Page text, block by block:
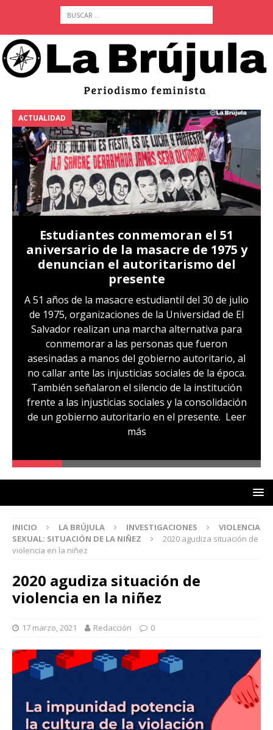
ACTUALIDAD
Estudiantes conmemoran el 51
aniversario de la masacre de 1975 y
denuncian el autoritarismo del
presente
A 51 años de la masacre estudiantil del 30 de julio
de 1975, organizaciones de la Universidad de El
Salvador realizan una marcha alternativa para
conmemorar a las personas que fueron
asesinadas a manos del gobierno autoritario, al
no callar ante las injusticias sociales de la época.
También señalaron el silencio de la institución
frente a las injusticias sociales y la consolidación
de un gobierno autoritario en el presente. Leer
más
INICIO LA BRÚJULA INVESTIGACIONES
VIOLENCIA
SEXUAL: SITUACIÓN DE LA NIÑEZ
2020 agudiza situación de
violencia en la niñez
2020 agudiza situación de
violencia en la niñez
17 marzo, 2021 Redacción 0